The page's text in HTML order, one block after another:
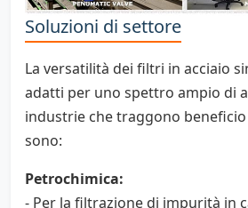
Soluzioni di settore
La versatilità dei filtri in acciaio
adatti per uno spettro ampio di
industrie che traggono
sono:
Petrochimica:
- Per la filtrazione di impurità in